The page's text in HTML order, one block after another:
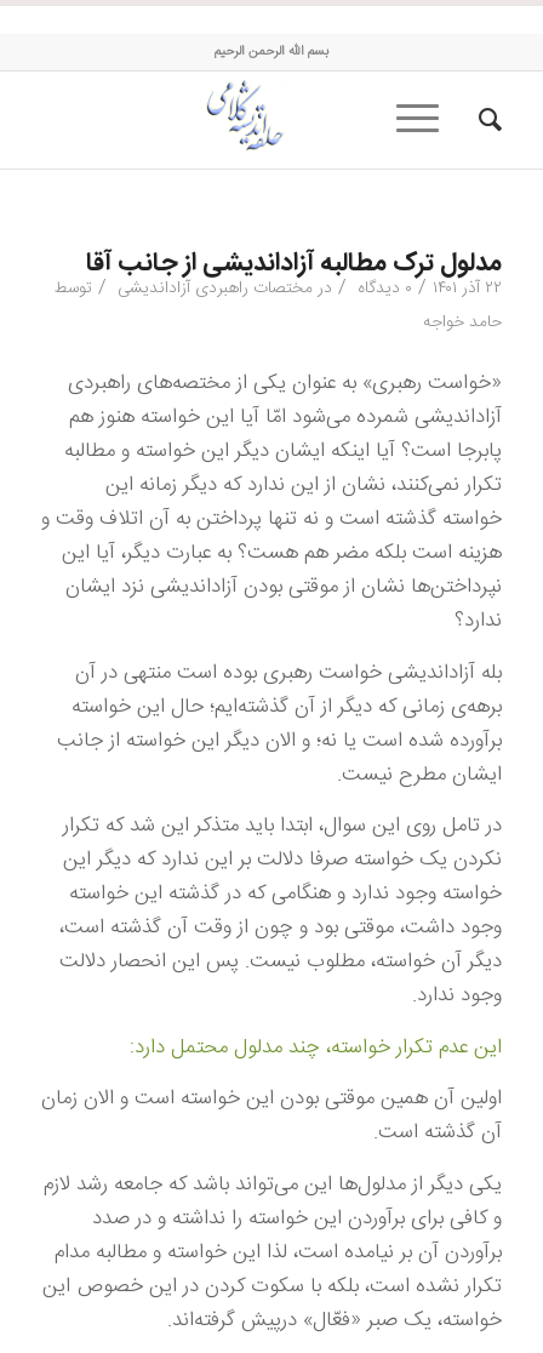
حلقه اندیشه کلامی
بسم الله الرحمن الرحیم
مدلول ترک مطالبه آزاداندیشی از جانب آقا
۲۲ آذر ۱۴۰۱ / ۰ دیدگاه / در مختصات راهبردی آزاداندیشی / توسط
حامد خواجه
«خواست رهبری» به عنوان یکی از مختصه‌های راهبردی
آزاداندیشی شمرده می‌شود امّا آیا این خواسته هنوز هم
پابرجا است؟ آیا اینکه ایشان دیگر این خواسته و مطالبه
تکرار نمی‌کنند، نشان از این ندارد که دیگر زمانه این
خواسته گذشته است و نه تنها پرداختن به آن اتلاف وقت و
هزینه است بلکه مضر هم هست؟ به عبارت دیگر،‌ آیا این
نپرداختن‌ها نشان از موقتی بودن آزاداندیشی نزد ایشان
ندارد؟
بله آزاداندیشی خواست رهبری بوده است منتهی در آن
برهه‌ی زمانی که دیگر از آن گذشته‌ایم؛ حال این خواسته
برآورده شده است یا نه؛ و الان دیگر این خواسته از جانب
ایشان مطرح نیست.
در تامل روی این سوال، ابتدا باید متذکر این شد که تکرار
نکردن یک خواسته صرفا دلالت بر این ندارد که دیگر این
خواسته وجود ندارد و هنگامی که در گذشته این خواسته
وجود داشت، موقتی بود و چون از وقت آن گذشته است،
دیگر آن خواسته، مطلوب نیست. پس این انحصار دلالت
وجود ندارد.
این عدم تکرار خواسته، چند مدلول محتمل دارد:
اولین آن همین موقتی بودن این خواسته است و الان زمان
آن گذشته است.
یکی دیگر از مدلول‌ها این می‌تواند باشد که جامعه رشد لازم
و کافی برای برآوردن این خواسته را نداشته و در صدد
برآوردن آن بر نیامده است، لذا این خواسته و مطالبه مدام
تکرار نشده است، بلکه با سکوت کردن در این خصوص این
خواسته، یک صبر «فعّال» درپیش گرفته‌اند.